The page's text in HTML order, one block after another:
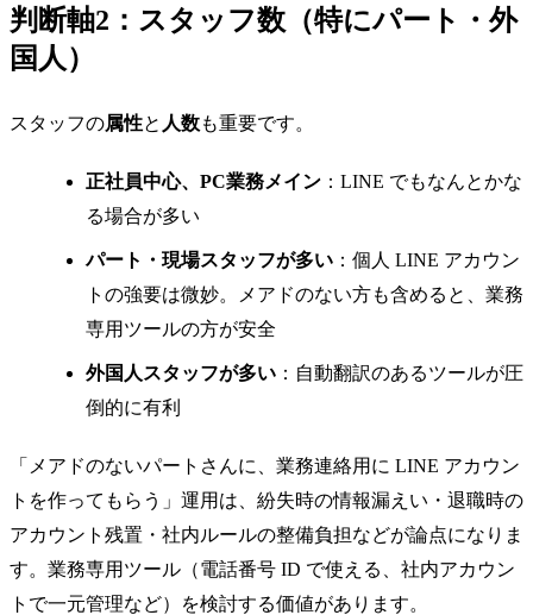
判断軸2：スタッフ数（特にパート・外
国人）
スタッフの属性と 人数も重要です。
正社員中心、PC業務メイン ：LINE でもなんとかな
る場合が多い
パート・現場スタッフが多い ：個人 LINE アカウン
トの強要は微妙。メアドのない方も含めると、業務
専用ツールの方が安全
外国人スタッフが多い ：自動翻訳のあるツールが圧
倒的に有利
「メアドのないパートさんに、業務連絡用に LINE アカウン
トを作ってもらう」運用は、紛失時の情報漏えい・退職時の
アカウント残置・社内ルールの整備負担などが論点になりま
す。業務専用ツール（電話番号 ID で使える、社内アカウン
トで一元管理など）を検討する価値があります。